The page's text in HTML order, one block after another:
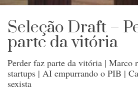
Seleção Draft –
parte da vitória
Perder faz parte da vitória | Marco
startups | AI empurrando o PIB |
sexista